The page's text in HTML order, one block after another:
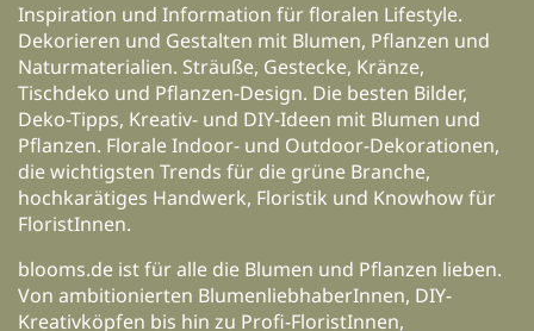
Inspiration und Information für floralen Lifestyle.
Dekorieren und Gestalten mit Blumen, Pflanzen und
Naturmaterialien. Sträuße, Gestecke, Kränze,
Tischdeko und Pflanzen-Design. Die besten Bilder,
Deko-Tipps, Kreativ- und DIY-Ideen mit Blumen und
Pflanzen. Florale Indoor- und Outdoor-Dekorationen,
die wichtigsten Trends für die grüne Branche,
hochkarätiges Handwerk, Floristik und Knowhow für
FloristInnen.
blooms.de ist für alle die Blumen und Pflanzen lieben.
Von ambitionierten BlumenliebhaberInnen, DIY-
Kreativköpfen bis hin zu Profi-FloristInnen,